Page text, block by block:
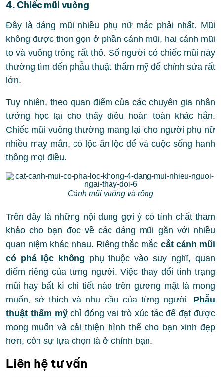
4. Chiếc mũi vuông
Đây là dáng mũi nhiều phụ nữ mắc phải nhất. Mũi
không được thon gọn ở phần cánh mũi, hai cánh mũi
to và vuông trông rất thô. Số người có chiếc mũi này
thường tìm đến phẫu thuật thẩm mỹ để chỉnh sửa rất
lớn.
Tuy nhiên, theo quan điểm của các chuyên gia nhân
tướng học lại cho thấy điều hoàn toàn khác hẳn.
Chiếc mũi vuông thường mang lại cho người phụ nữ
nhiều may mắn, có lộc ăn lộc để và cuộc sống hanh
thông mọi điều.
Cánh mũi vuông và rộng
Trên đây là những nội dung gợi ý có tính chất tham
khảo cho bạn đọc về các dáng mũi gắn với nhiều
quan niệm khác nhau. Riêng thắc mắc cắt cánh mũi
có phá lộc không phụ thuộc vào suy nghĩ, quan
điểm riêng của từng người. Việc thay đổi tình trạng
mũi hay bất kì chi tiết nào trên gương mặt là mong
muốn, sở thích và nhu cầu của từng người. Phẫu
thuật thẩm mỹchỉ đóng vai trò xúc tác để đạt được
mong muốn và cải thiện hình thể cho bạn xinh đẹp
hơn, còn sự lựa chọn là ở chính bạn.
Liên hệ tư vấn